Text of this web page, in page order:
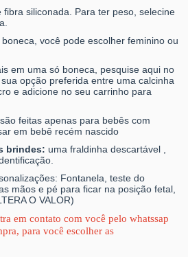
siliconada. Para ter peso, selecine
você pode escolher feminino ou
em uma só boneca, pesquise aqui no
opção preferida entre uma calcinha
e adicione no seu carrinho para
feitas apenas para bebês com
em bebê recém nascido
brindes: uma fraldinha descartável ,
Fontanela, teste do
mãos e pé para ficar na posição fetal,
O VALOR)
em contato com você pelo whatssap
para você escolher as